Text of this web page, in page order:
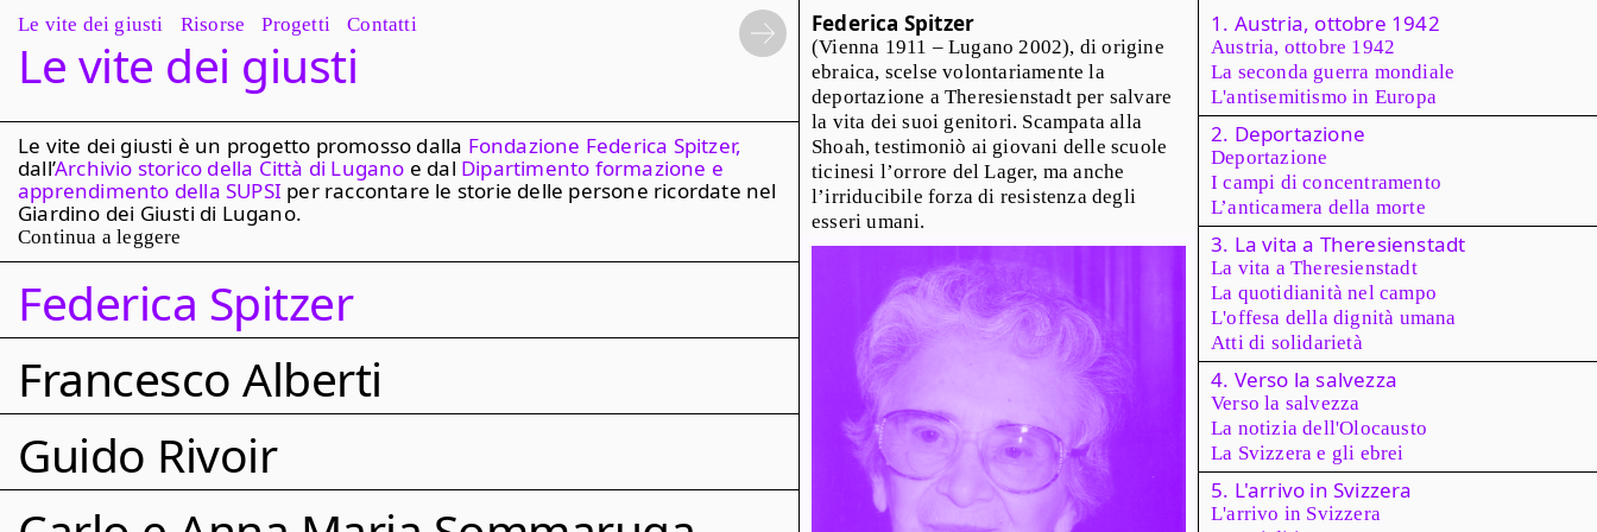
Le vite dei giusti Risorse Progetti Contatti
Le vite dei giusti
Le vite dei giusti è un progetto promosso dalla Fondazione Federica Spitzer,
dall’Archivio storico della Città di Lugano e dal Dipartimento formazione e
apprendimento della SUPSI per raccontare le storie delle persone ricordate nel
Giardino dei Giusti di Lugano.
Chi può essere definito “giusto”? Ogni persona che si sia prodigata per l’affermazione e
la salvaguardia della dignità umana, per la condanna di ogni forma di assolutismo,
totalitarismo e sopruso, oltre che per dare accoglienza e rifugio ai perseguitati,
anteponendo le ragioni della coscienza e della solidarietà alla logica della ragion di
stato. Le figure qui ricordate rientrano in queste categorie e le loro vite esemplari
meritano di essere raccontate attraverso immagini, video, documenti d’archivio e
testimonianze. Pur rivolgendosi a un pubblico ampio, il più ampio possibile, Le vite dei
giusti è un progetto pensato soprattutto per i giovani di età scolastica e per un utilizzo
didattico e partecipativo.
Continua a leggere
Federica Spitzer
Francesco Alberti
Guido Rivoir
Federica Spitzer
(Vienna 1911 – Lugano 2002), di origine
ebraica, scelse volontariamente la
deportazione a Theresienstadt per salvare
la vita dei suoi genitori. Scampata alla
Shoah, testimoniò ai giovani delle scuole
ticinesi l’orrore del Lager, ma anche
l’irriducibile forza di resistenza degli
esseri umani.
1. Austria, ottobre 1942
Austria, ottobre 1942
La seconda guerra mondiale
L'antisemitismo in Europa
2. Deportazione
Deportazione
I campi di concentramento
L’anticamera della morte
3. La vita a Theresienstadt
La vita a Theresienstadt
La quotidianità nel campo
L'offesa della dignità umana
Atti di solidarietà
4. Verso la salvezza
Verso la salvezza
La notizia dell'Olocausto
La Svizzera e gli ebrei
5. L'arrivo in Svizzera
L'arrivo in Svizzera